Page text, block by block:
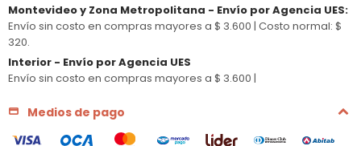
Montevideo y Zona Metropolitana - Envío por Agencia UES:
Envío sin costo en compras mayores a $ 3.600 | Costo normal: $
320.
Interior - Envío por Agencia UES
Envío sin costo en compras mayores a $ 3.600 |
Medios de pago